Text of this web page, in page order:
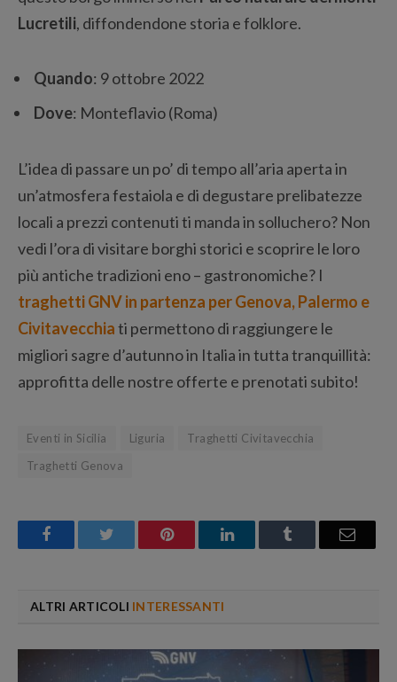
Lucretili, diffondendone storia e folklore.
Quando: 9 ottobre 2022
Dove: Monteflavio (Roma)
L’idea di passare un po’ di tempo all’aria aperta in
un’atmosfera festaiola e di degustare prelibatezze
locali a prezzi contenuti ti manda in solluchero? Non
vedi l’ora di visitare borghi storici e scoprire le loro
più antiche tradizioni eno – gastronomiche? I
traghetti GNV in partenza per Genova, Palermo e
Civitavecchiati permettono di raggiungere le
migliori sagre d’autunno in Italia in tutta tranquillità:
approfitta delle nostre offerte e prenotati subito!
Eventi in Sicilia Liguria
Traghetti Civitavecchia
Traghetti Genova
FacebookTwitter Pinterest LinkedInTumblr Email
ALTRI ARTICOLI INTERESSANTI